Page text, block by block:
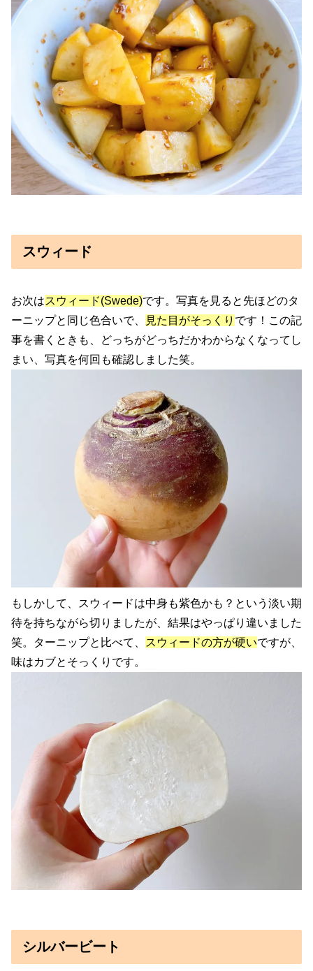
スウィード
お次はスウィード(Swede)です。写真を見ると先ほどのタ
ーニップと同じ色合いで、
見た目がそっくり です！この記
事を書くときも、どっちがどっちだかわからなくなってし
まい、写真を何回も確認しました笑。
もしかして、スウィードは中身も紫色かも？という淡い期
待を持ちながら切りましたが、結果はやっぱり違いました
笑。ターニップと比べて、
スウィードの方が硬いですが、
味はカブとそっくりです。
シルバービート